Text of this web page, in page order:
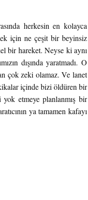
herkesin en kolayca
için ne çeşit bir beyinsiz
bir hareket. Neyse ki aynı
dışında yaratmadı. O
çok zeki olamaz. Ve lanet
içinde bizi öldüren bir
etmeye planlanmış bir
ya tamamen kafayı